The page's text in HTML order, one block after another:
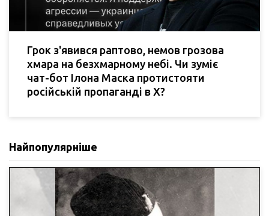
Грок з'явився раптово, немов грозова
хмара на безхмарному небі. Чи зуміє
чат-бот Ілона Маска протистояти
російській пропаганді в Х?
Найпопулярніше